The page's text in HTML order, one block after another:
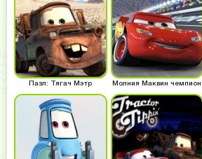
Пазл: Тягач Мэтр Молния Маквин чемпион